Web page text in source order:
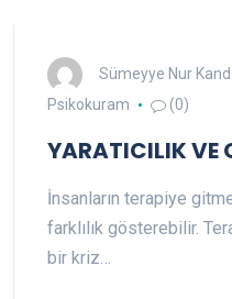
Sümeyye Nur
Psikokuram
(0)
YARATICILIK VE
İnsanların terapiye
farklılık gösterebilir.
bir kriz…